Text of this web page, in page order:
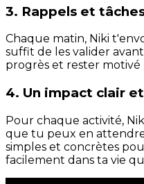
3. Rappels et
Chaque matin, Niki
suffit de les valider
progrès et rester motivé
4. Un impact clair
Pour chaque activité,
que tu peux en
simples et concrètes
facilement dans ta vie